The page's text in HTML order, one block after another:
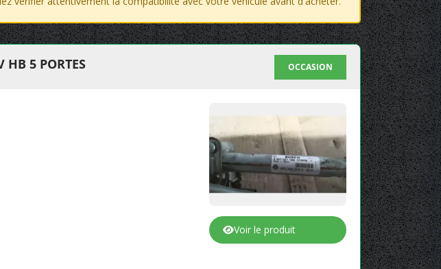
HB 5 PORTES OCCASION
Voir le produit